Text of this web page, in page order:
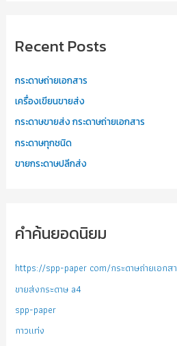
Recent Posts
กระดาษถ่ายเอกสาร
เครื่องเขียนขายส่ง
กระดาษขายส่ง กระดาษถ่ายเอกสาร
กระดาษทุกชนิด
ขายกระดาษปลีกส่ง
คำค้นยอดนิยม
https://spp-paper com/กระดาษถ่ายเอกส
ขายส่งกระดาษ a4
spp-paper
กาวแท่ง